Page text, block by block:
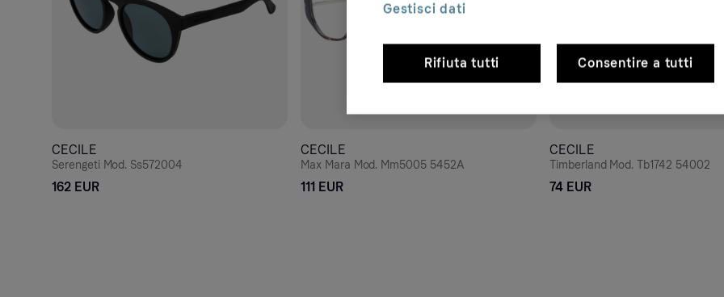
CECILE
Serengeti Mod. Ss572004
162 EUR
CECILE
Max Mara Mod. Mm5005 5452A
111 EUR
CECILE
Timberland Mod. Tb1742 54002
74 EUR
Rifiuta tutti Consentire a tutti
Gestisci dati